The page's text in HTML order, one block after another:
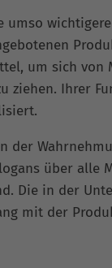
um sich von
ziehen. Ihrer
der
über alle
Die in der
mit der